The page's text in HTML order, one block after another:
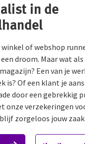
verzekeringen
dienstverlening
bij jou in de buurt
advies voor jouw branche
in de
of webshop
droom. Maar wat
Een van je
is? Of een klant je
door een gebrekkig
onze verzekeringen
zorgeloos jouw